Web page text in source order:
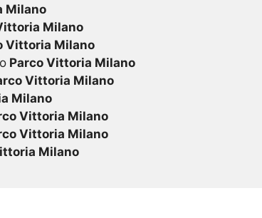
Milano
Milano
Vittoria Milano
Parco Vittoria Milano
Vittoria Milano
Milano
Vittoria Milano
Vittoria Milano
Milano